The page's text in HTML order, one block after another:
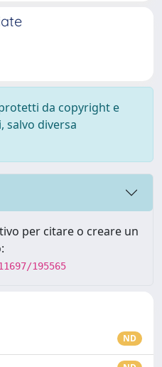
da copyright e
diversa
per citare o creare un
195565
ND